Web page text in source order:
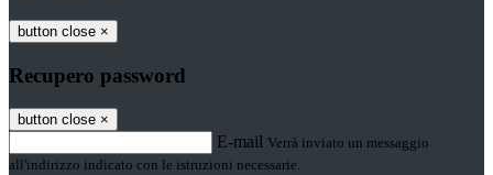
button close ×
Recupero password
button close ×
E-mail Verrà inviato un messaggio
all'indirizzo indicato con le istruzioni necessarie.